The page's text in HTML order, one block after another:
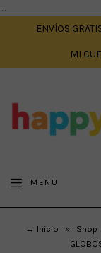
....
ENVÍOS
MI
MENU
→ Inicio » Shop